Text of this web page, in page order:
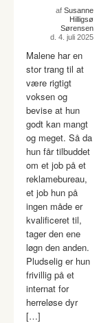
af Susanne
Hilligsø
Sørensen
d. 4. juli 2025
Malene har en
stor trang til at
være rigtigt
voksen og
bevise at hun
godt kan mangt
og meget. Så da
hun får tilbuddet
om et job på et
reklamebureau,
et job hun på
ingen måde er
kvalificeret til,
tager den ene
løgn den anden.
Pludselig er hun
frivillig på et
internat for
herreløse dyr
[…]